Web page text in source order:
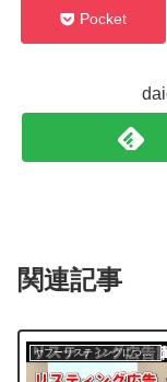
Pocket
関連記事
ヤフーリスティングについて